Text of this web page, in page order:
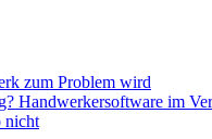
zum Problem wird
Handwerkersoftware im
nicht